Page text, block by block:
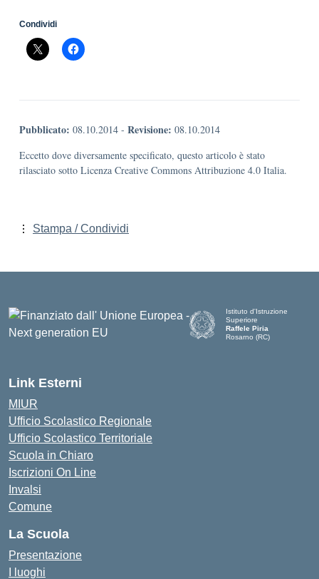
Condividi
Pubblicato: 08.10.2014 - Revisione: 08.10.2014
Eccetto dove diversamente specificato, questo articolo è stato
rilasciato sotto Licenza Creative Commons Attribuzione 4.0 Italia.
Stampa / Condividi
Istituto d'Istruzione
Superiore
Raffele Piria
Rosarno (RC)
Link Esterni
MIUR
Ufficio Scolastico Regionale
Ufficio Scolastico Territoriale
Scuola in Chiaro
Iscrizioni On Line
Invalsi
Comune
La Scuola
Presentazione
I luoghi